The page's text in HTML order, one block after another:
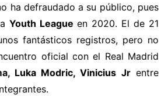
ha defraudado a su público, pues
Youth League en 2020. El de 21
fantásticos registros, pero no
oficial con el Real Madrid
Luka Modric, Vinicius Jrentre